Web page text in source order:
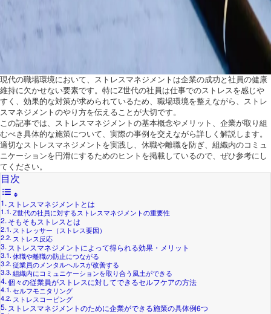
現代の職場環境において、ストレスマネジメントは企業の成功と社員の健康
維持に欠かせない要素です。特にZ世代の社員は仕事でのストレスを感じや
すく、効果的な対策が求められているため、職場環境を整えながら、ストレ
スマネジメントのやり方を伝えることが大切です。
この記事では、ストレスマネジメントの基本概念やメリット、企業が取り組
むべき具体的な施策について、実際の事例を交えながら詳しく解説します。
適切なストレスマネジメントを実践し、休職や離職を防ぎ、組織内のコミュ
ニケーションを円滑にするためのヒントを掲載しているので、ぜひ参考にし
てください。
目次
ストレスマネジメントとは
Z世代の社員に対するストレスマネジメントの重要性
そもそもストレスとは
ストレッサー（ストレス要因）
ストレス反応
ストレスマネジメントによって得られる効果・メリット
休職や離職の防止につながる
従業員のメンタルヘルスが改善する
組織内にコミュニケーションを取り合う風土ができる
個々の従業員がストレスに対してできるセルフケアの方法
セルフモニタリング
ストレスコーピング
ストレスマネジメントのために企業ができる施策の具体例6つ